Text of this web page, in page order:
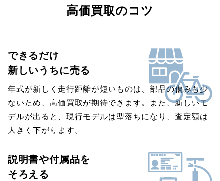
高価買取のコツ
できるだけ
新しいうちに売る
年式が新しく走行距離が短いものは、部品の傷みも少
ないため、高価買取が期待できます。また、新しいモ
デルが出ると、現行モデルは型落ちになり、査定額は
大きく下がります。
説明書や付属品を
そろえる